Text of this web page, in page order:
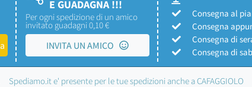
E GUADAGNA !!!
Per ogni spedizione di un amico
invitato guadagni 0,10 €
INVITA UN AMICO
Consegna al
Consegna
Consegna di
Consegna di
Spediamo.it e' presente per le tue spedizioni anche a CAFAGGIOLO